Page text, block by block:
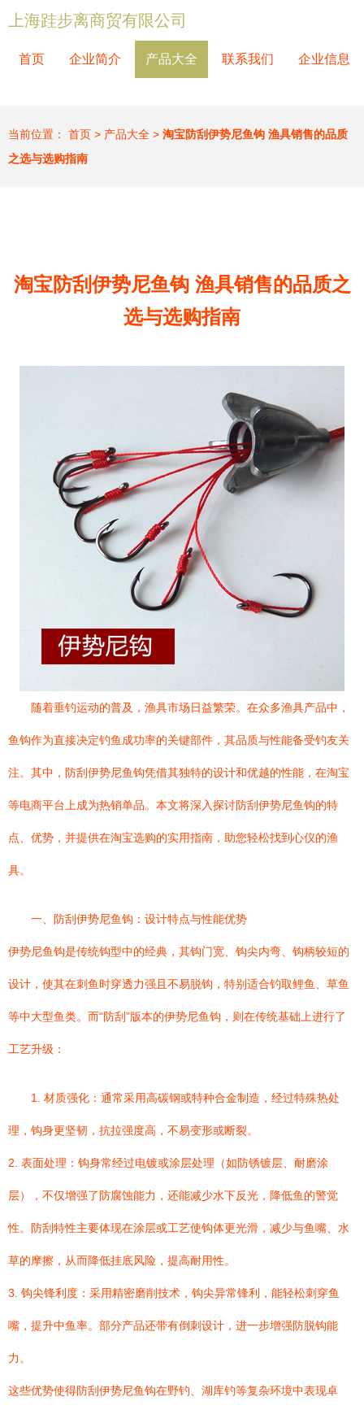
上海跬步离商贸有限公司
首页 企业简介 产品大全 联系我们 企业信息
当前位置： 首页 > 产品大全 > 淘宝防刮伊势尼鱼钩 渔具销售的品质
之选与选购指南
淘宝防刮伊势尼鱼钩 渔具销售的品质之
选与选购指南
随着垂钓运动的普及，渔具市场日益繁荣。在众多渔具产品中，
鱼钩作为直接决定钓鱼成功率的关键部件，其品质与性能备受钓友关
注。其中，防刮伊势尼鱼钩凭借其独特的设计和优越的性能，在淘宝
等电商平台上成为热销单品。本文将深入探讨防刮伊势尼鱼钩的特
点、优势，并提供在淘宝选购的实用指南，助您轻松找到心仪的渔
具。
一、防刮伊势尼鱼钩：设计特点与性能优势
伊势尼鱼钩是传统钩型中的经典，其钩门宽、钩尖内弯、钩柄较短的
设计，使其在刺鱼时穿透力强且不易脱钩，特别适合钓取鲤鱼、草鱼
等中大型鱼类。而“防刮”版本的伊势尼鱼钩，则在传统基础上进行了
工艺升级：
1. 材质强化：通常采用高碳钢或特种合金制造，经过特殊热处
理，钩身更坚韧，抗拉强度高，不易变形或断裂。
2. 表面处理：钩身常经过电镀或涂层处理（如防锈镀层、耐磨涂
层），不仅增强了防腐蚀能力，还能减少水下反光，降低鱼的警觉
性。防刮特性主要体现在涂层或工艺使钩体更光滑，减少与鱼嘴、水
草的摩擦，从而降低挂底风险，提高耐用性。
3. 钩尖锋利度：采用精密磨削技术，钩尖异常锋利，能轻松刺穿鱼
嘴，提升中鱼率。部分产品还带有倒刺设计，进一步增强防脱钩能
力。
这些优势使得防刮伊势尼鱼钩在野钓、湖库钓等复杂环境中表现卓